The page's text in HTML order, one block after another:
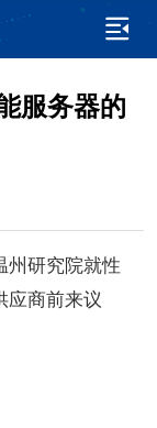
服务器的
州研究院就性
应商前来议